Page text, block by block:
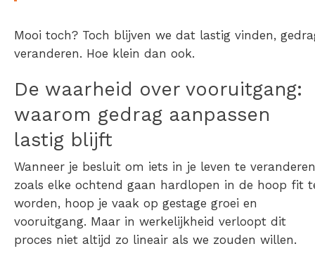
Mooi toch? Toch blijven we dat lastig vinden,
veranderen. Hoe klein dan ook.
De waarheid over vooruitgang:
waarom gedrag aanpassen
lastig blijft
Wanneer je besluit om iets in je leven te
zoals elke ochtend gaan hardlopen in de hoop fit
worden, hoop je vaak op gestage groei en
vooruitgang. Maar in werkelijkheid verloopt dit
proces niet altijd zo lineair als we zouden willen.